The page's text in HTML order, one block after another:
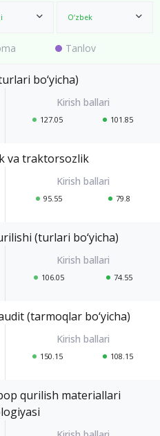
O‘zbek
Tanlov
bo‘yicha)
127.05 101.85
va traktorsozlik
95.55 79.8
(turlari bo‘yicha)
106.05 74.55
(tarmoqlar bo‘yicha)
150.15 108.15
qurilish materiallari